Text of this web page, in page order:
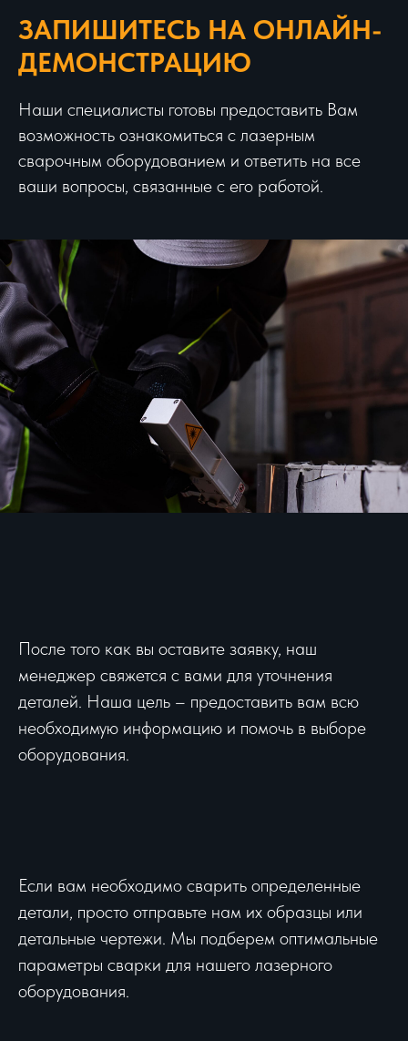
ЗАПИШИТЕСЬ НА ОНЛАЙН-
ДЕМОНСТРАЦИЮ
Наши специалисты готовы предоставить Вам
возможность ознакомиться с лазерным
сварочным оборудованием и ответить на все
ваши вопросы, связанные с его работой.
После того как вы оставите заявку, наш
менеджер свяжется с вами для уточнения
деталей. Наша цель – предоставить вам всю
необходимую информацию и помочь в выборе
оборудования.
Если вам необходимо сварить определенные
детали, просто отправьте нам их образцы или
детальные чертежи. Мы подберем оптимальные
параметры сварки для нашего лазерного
оборудования.